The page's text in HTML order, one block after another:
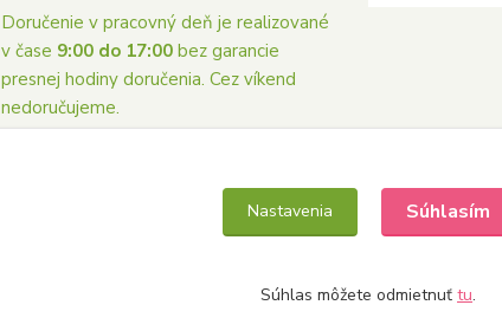
Doručenie v pracovný deň je realizované
v čase 9:00 do 17:00 bez garancie
presnej hodiny doručenia. Cez víkend
nedoručujeme.
Nastavenia Súhlasím
Súhlas môžete odmietnuť tu.